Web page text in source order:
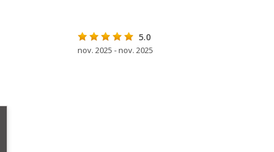
5.0
nov. 2025 - nov. 2025